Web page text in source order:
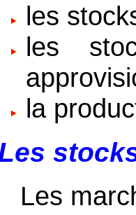
les
les
la
Les